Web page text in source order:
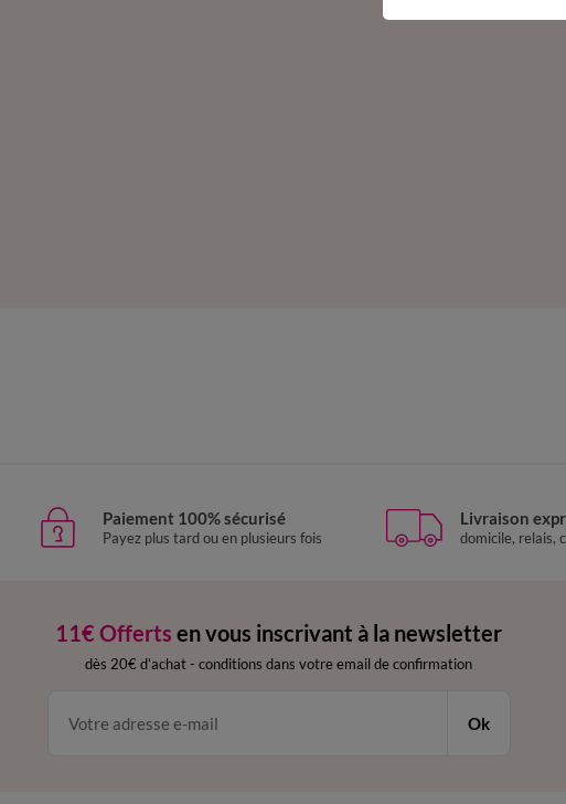
Paiement 100% sécurisé
Payez plus tard ou en plusieurs fois
Livraison
domicile, relais,
11€ Offerts en vous inscrivant à la newsletter
dès 20€ d’achat - conditions dans votre email de confirmation
Ok